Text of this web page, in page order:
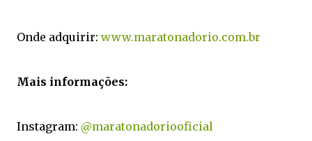
Onde adquirir: www.maratonadorio.com.br
Mais informações:
Instagram: @maratonadoriooficial